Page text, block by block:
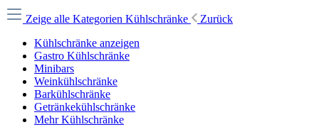
Zeige alle Kategorien Kühlschränke
Zurück
Kühlschränke anzeigen
Gastro Kühlschränke
Minibars
Weinkühlschränke
Barkühlschränke
Getränkekühlschränke
Mehr Kühlschränke